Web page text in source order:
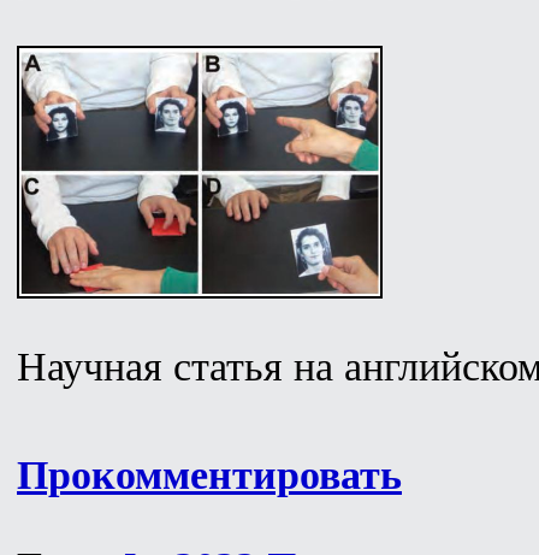
Научная статья на
Прокомментировать